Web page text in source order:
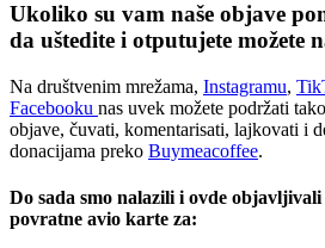
Ukoliko su vam naše objave
da uštedite i otputujete možete
Na društvenim mrežama, Instagramu,
Facebooku nas uvek možete podržati
objave, čuvati, komentarisati, lajkovati i
donacijama preko Buymeacoffee.
Do sada smo nalazili i ovde
povratne avio karte za: